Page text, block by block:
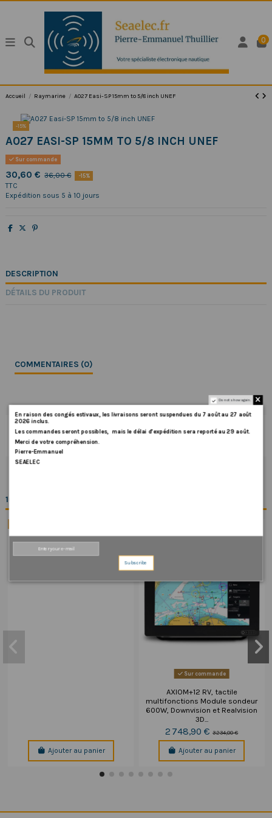
0
Accueil Raymarine A027 Easi-SP 15mm to 5/8 inch UNEF
-15%
A027 EASI-SP 15MM TO 5/8 INCH UNEF
Sur commande
30,60 € 36,00 € -15%
TTC
Expédition sous 5 à 10 jours
DESCRIPTION
DÉTAILS DU PRODUIT
COMMENTAIRES (0)
Aucun avis n'a été publié pour le moment.
16 AUTRES PRODUITS DANS LA MÊME CATÉGORIE :
AXIOM2 XL19 - 18.5" MFD KIT
10 393,80 €
Ajouter au panier
Sur commande
AXIOM+12 RV, tactile
multifonctions Module sondeur
600W, Downvision et Realvision
3D...
2 748,90 €3 234,00 €
Ajouter au panier
Do not show again.
En raison des congés estivaux, les livraisons seront suspendues du 7 août au 27 août
2026 inclus.
Les commandes seront possibles, mais le délai d’expédition sera reporté au 29 août.
Merci de votre compréhension.
Pierre-Emmanuel
SEAELEC
Subscribe